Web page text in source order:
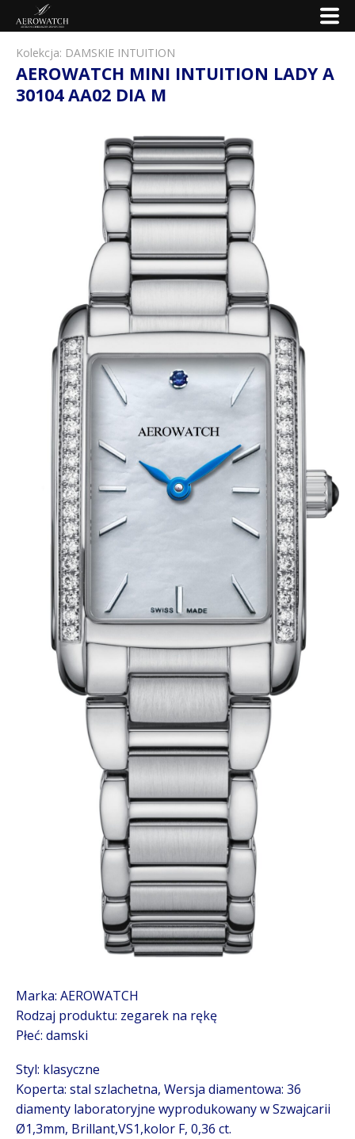
Kolekcja: DAMSKIE INTUITION
AEROWATCH MINI INTUITION LADY A
30104 AA02 DIA M
Marka: AEROWATCH
Rodzaj produktu: zegarek na rękę
Płeć: damski
Styl: klasyczne
Koperta: stal szlachetna, Wersja diamentowa: 36
diamenty laboratoryjne wyprodukowany w Szwajcarii
Ø1,3mm, Brillant,VS1,kolor F, 0,36 ct.